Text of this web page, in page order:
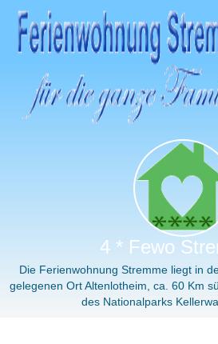
4 * Fewo
Die Ferienwohnung Stremme liegt in
gelegenen Ort Altenlotheim, ca. 60 Km
des Nationalparks